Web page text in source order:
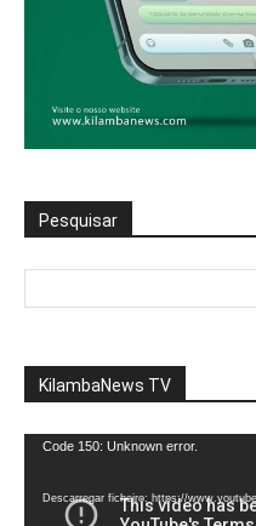
Pesquisar
KilambaNews TV
Reprodutor
vídeo
Code 150: Unknown error.
Descarregar ficheiro: https://